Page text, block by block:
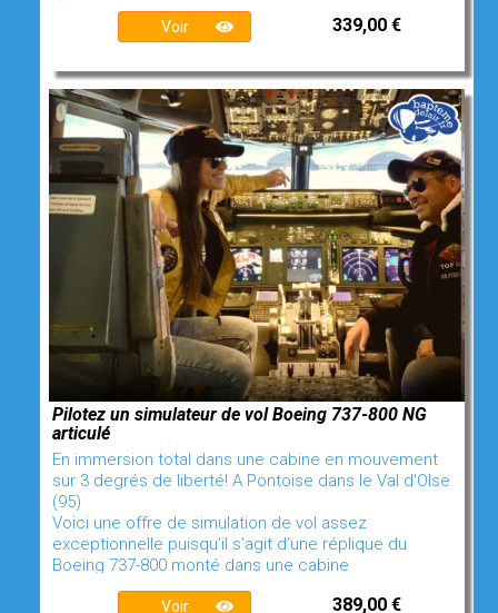
Voir 339,00 €
Pilotez un simulateur de vol Boeing 737-800 NG
articulé
En immersion total dans une cabine en mouvement
sur 3 degrés de liberté! A Pontoise dans le Val d'OIse
(95)
Voici une offre de simulation de vol assez
exceptionnelle puisqu’il s’agit d’une réplique du
Boeing 737-800 monté dans une cabine
Voir 389,00 €